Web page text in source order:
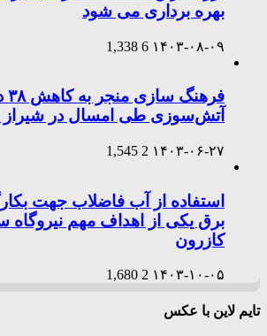
بهره برداری می شود
۱۴۰۳-۰۸-۰۹ 6
1,338
آتش‌سوزی طی امسال در
۱۴۰۳-۰۶-۲۷ 2
1,545
استفاده از آب فاضلاب جهت
برق یکی از اهداف مهم نیروگاه
کازرون
۱۴۰۳-۱۰-۰۵ 2
1,680
تایم لاین با عکس